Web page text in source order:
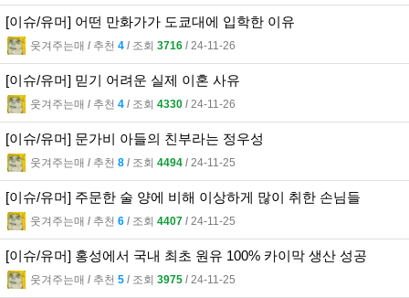
[이슈/유머] 어떤 만화가가 도쿄대에 입학한 이유
웃겨주는매 l 추천 4 l 조회 3716 l 24-11-26
[이슈/유머] 믿기 어려운 실제 이혼 사유
웃겨주는매 l 추천 4 l 조회 4330 l 24-11-26
[이슈/유머] 문가비 아들의 친부라는 정우성
웃겨주는매 l 추천 8 l 조회 4494 l 24-11-25
[이슈/유머] 주문한 술 양에 비해 이상하게 많이 취한 손님들
웃겨주는매 l 추천 6 l 조회 4407 l 24-11-25
[이슈/유머] 홍성에서 국내 최초 원유 100% 카이막 생산 성공
웃겨주는매 l 추천 5 l 조회 3975 l 24-11-25